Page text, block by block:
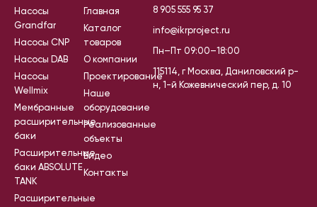
Насосы
Grandfar
Насосы CNP
Насосы DAB
Насосы
Wellmix
Мембранные
расширительные
баки
Расширительные
баки ABSOLUTE
TANK
Расширительные
Главная
Каталог
товаров
О компании
Проектирование
Наше
оборудование
Реализованные
объекты
Видео
Контакты
8 905 555 95 37
info@ikrproject.ru
Пн–Пт 09:00–18:00
115114, г Москва, Даниловский р-
н, 1-й Кожевнический пер, д. 10